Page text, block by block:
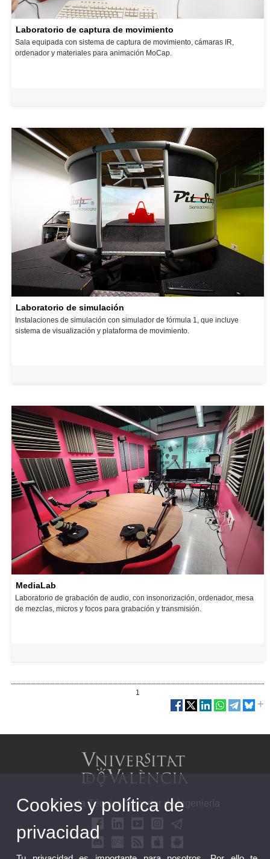
Laboratorio de captura de movimiento
Sala equipada con sistema de captura de movimiento, cámaras IR,
ordenador y materiales para animación MoCap.
Laboratorio de simulación
Instalaciones de simulación con simulador de fórmula 1, que incluye
sistema de visualización y plataforma de movimiento.
MediaLab
Laboratorio de grabación de audio, con insonorización, ordenador, mesa
de mezclas, micros y focos para grabación y transmisión.
1
Escuela Técnica Superior de Ingeniería
Cookies y política de
privacidad